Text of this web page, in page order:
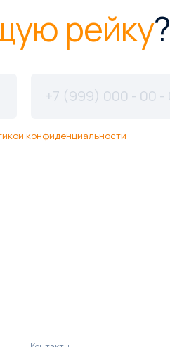
рейку?
конфиденциальности